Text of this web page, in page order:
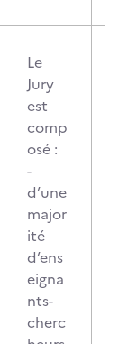
Le
Jury
est
comp
osé :
-
d’une
major
ité
d’ens
eigna
nts-
cherc